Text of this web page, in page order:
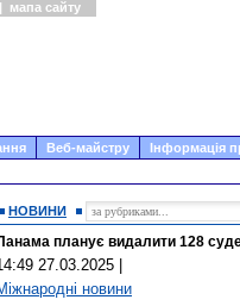
| мапа сайту
Веб-майстру Інформація
НОВИНИ
планує видалити 128
27.03.2025
новини